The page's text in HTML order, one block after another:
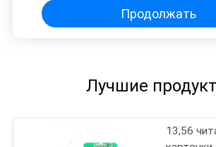
Продолжать
Лучшие
13,56